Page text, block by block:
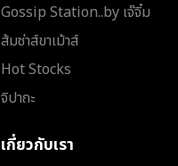
Gossip Station..by เจ๊จิ๋ม
ส้มซ่าส์ขาเม้าส์
Hot Stocks
จิปาถะ
เกี่ยวกับเรา